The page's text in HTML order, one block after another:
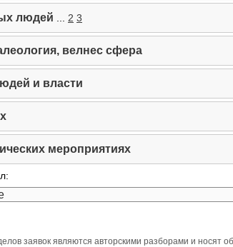
людей 2 3
велнес сфера
и власти
мероприятиях
заявок являются авторскими разборами и носят